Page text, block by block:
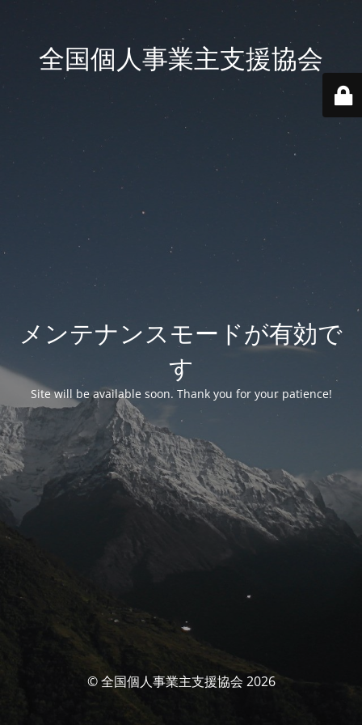
全国個人事業主支援協会
メンテナンスモードが有効で
す
Site will be available soon. Thank you for your patience!
© 全国個人事業主支援協会 2026